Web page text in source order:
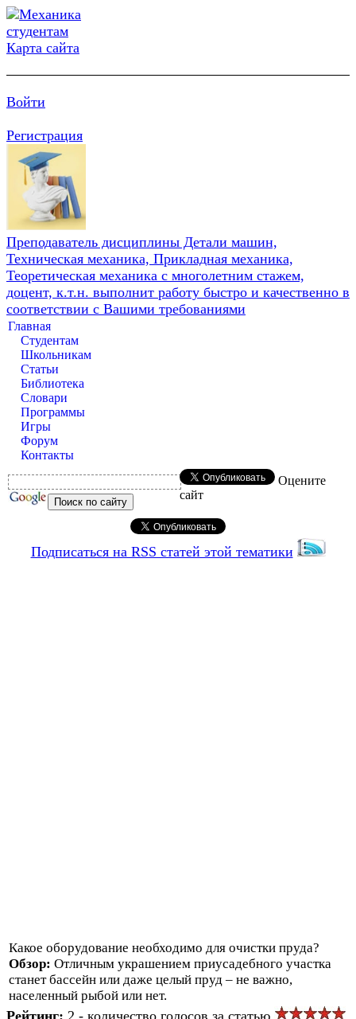
Карта сайта
Войти
Регистрация
Преподаватель дисциплины Детали машин,
Техническая механика, Прикладная механика,
Теоретическая механика с многолетним стажем,
доцент, к.т.н. выполнит работу быстро и качественно в
соответствии с Вашими требованиями
Главная
Студентам
Школьникам
Статьи
Библиотека
Словари
Программы
Игры
Форум
Контакты
Оцените
сайт
Подписаться на RSS статей этой тематики
Какое оборудование необходимо для очистки пруда?
Обзор: Отличным украшением приусадебного участка
станет бассейн или даже целый пруд – не важно,
населенный рыбой или нет.
Рейтинг: 2 - количество голосов за статью